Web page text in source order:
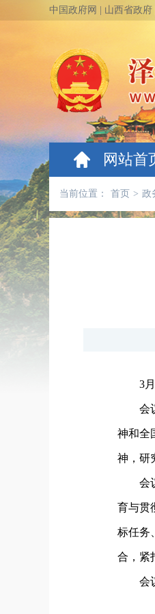
中国政府网 山西省政府
网站首
当前位置： 首页 > 政
3
会
神和全
神，研
会
育与贯
标任务
合，紧
会